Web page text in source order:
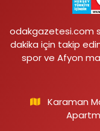
odakgazetesi.com
dakika için takip
spor ve Afyon
Karaman